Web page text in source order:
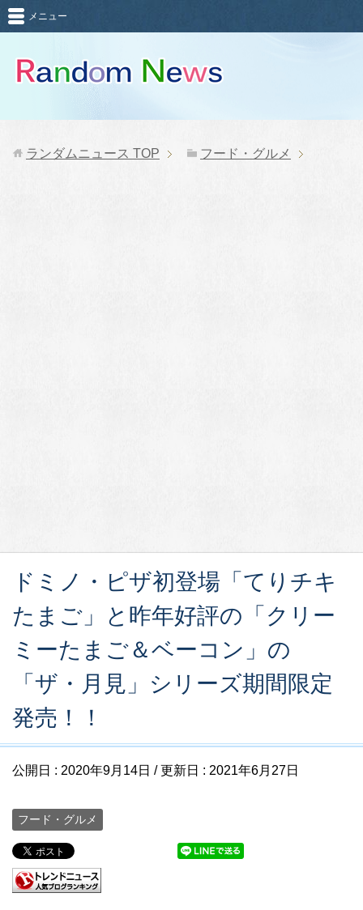
メニュー
ランダムニュース TOP フード・グルメ
ドミノ・ピザ初登場「てりチキ
たまご」と昨年好評の「クリー
ミーたまご＆ベーコン」の
「ザ・月見」シリーズ期間限定
発売！！
公開日 : 2020年9月14日 / 更新日 : 2021年6月27日
フード・グルメ